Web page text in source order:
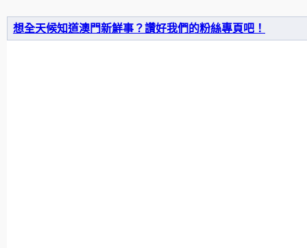
想全天候知道澳門新鮮事？讚好我們的粉絲專頁吧！